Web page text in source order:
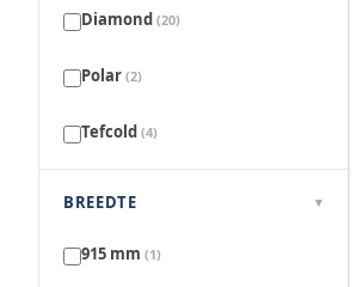
Diamond (20)
Polar (2)
Tefcold (4)
BREEDTE ▾
915 mm (1)